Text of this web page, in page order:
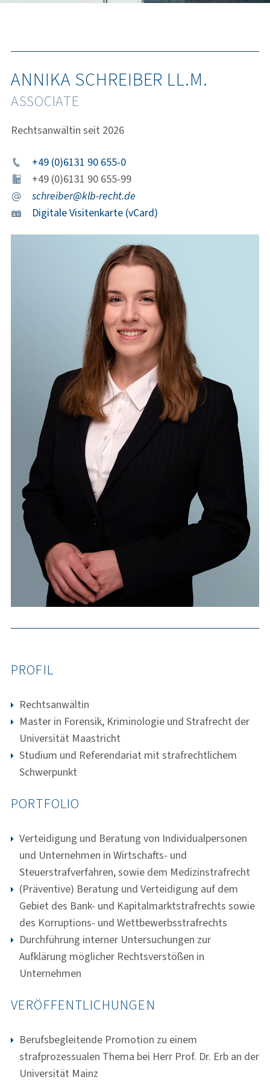
ANNIKA SCHREIBER LL.M.
ASSOCIATE
Rechtsanwältin seit 2026
+49 (0)6131 90 655-0
+49 (0)6131 90 655-99
schreiber@klb-recht.de
Digitale Visitenkarte (vCard)
PROFIL
Rechtsanwältin
Master in Forensik, Kriminologie und Strafrecht der
Universität Maastricht
Studium und Referendariat mit strafrechtlichem
Schwerpunkt
PORTFOLIO
Verteidigung und Beratung von Individualpersonen
und Unternehmen in Wirtschafts- und
Steuerstrafverfahren, sowie dem Medizinstrafrecht
(Präventive) Beratung und Verteidigung auf dem
Gebiet des Bank- und Kapitalmarktstrafrechts sowie
des Korruptions- und Wettbewerbsstrafrechts
Durchführung interner Untersuchungen zur
Aufklärung möglicher Rechtsverstößen in
Unternehmen
VERÖFFENTLICHUNGEN
Berufsbegleitende Promotion zu einem
strafprozessualen Thema bei Herr Prof. Dr. Erb an der
Universität Mainz